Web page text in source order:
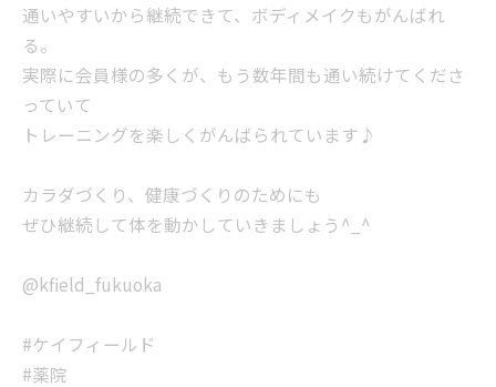
通いやすいから継続できて、ボディメイクもがんばれ
る。
実際に会員様の多くが、もう数年間も通い続けてくださ
っていて
トレーニングを楽しくがんばられています♪
カラダづくり、健康づくりのためにも
ぜひ継続して体を動かしていきましょう^_^
@kfield_fukuoka
#ケイフィールド
#薬院